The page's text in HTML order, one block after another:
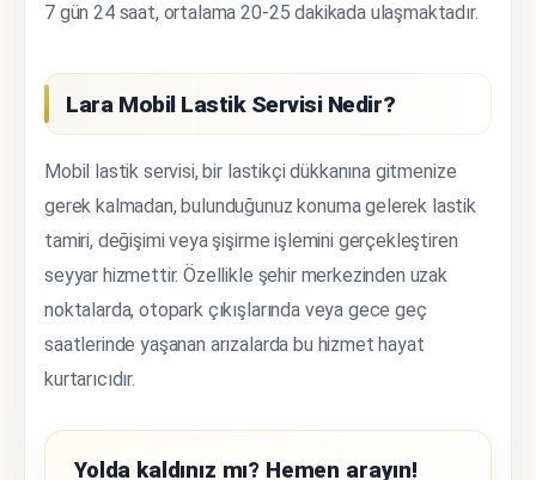
7 gün 24 saat, ortalama 20-25 dakikada ulaşmaktadır.
Lara Mobil Lastik Servisi Nedir?
Mobil lastik servisi, bir lastikçi dükkanına gitmenize
gerek kalmadan, bulunduğunuz konuma gelerek lastik
tamiri, değişimi veya şişirme işlemini gerçekleştiren
seyyar hizmettir. Özellikle şehir merkezinden uzak
noktalarda, otopark çıkışlarında veya gece geç
saatlerinde yaşanan arızalarda bu hizmet hayat
kurtarıcıdır.
Yolda kaldınız mı? Hemen arayın!